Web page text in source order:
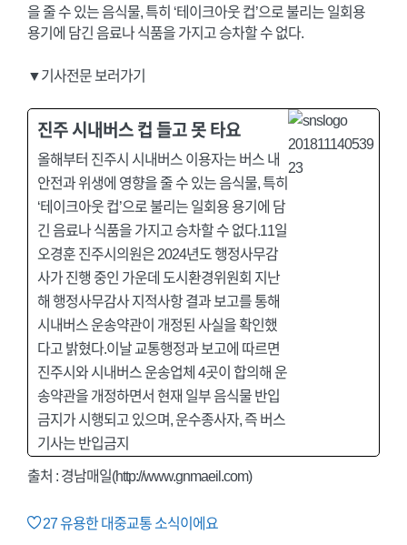
을 줄 수 있는 음식물, 특히 ‘테이크아웃 컵’으로 불리는 일회용
용기에 담긴 음료나 식품을 가지고 승차할 수 없다.
▼기사전문 보러가기
진주 시내버스 컵 들고 못 타요
올해부터 진주시 시내버스 이용자는 버스 내
안전과 위생에 영향을 줄 수 있는 음식물, 특히
‘테이크아웃 컵’으로 불리는 일회용 용기에 담
긴 음료나 식품을 가지고 승차할 수 없다.11일
오경훈 진주시의원은 2024년도 행정사무감
사가 진행 중인 가운데 도시환경위원회 지난
해 행정사무감사 지적사항 결과 보고를 통해
시내버스 운송약관이 개정된 사실을 확인했
다고 밝혔다.이날 교통행정과 보고에 따르면
진주시와 시내버스 운송업체 4곳이 합의해 운
송약관을 개정하면서 현재 일부 음식물 반입
금지가 시행되고 있으며, 운수종사자, 즉 버스
기사는 반입금지
출처 : 경남매일(http://www.gnmaeil.com)
27유용한 대중교통 소식이에요